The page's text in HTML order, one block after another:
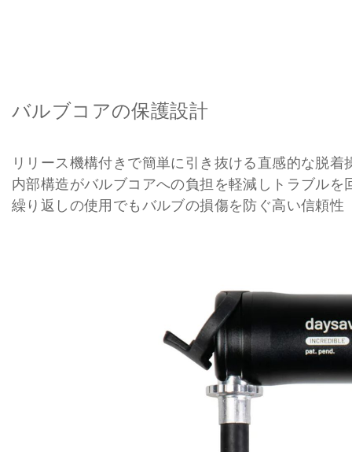
バルブコアの保護設計
リリース機構付きで簡単に引き抜ける直感的な脱着
内部構造がバルブコアへの負担を軽減しトラブルを
繰り返しの使用でもバルブの損傷を防ぐ高い信頼性